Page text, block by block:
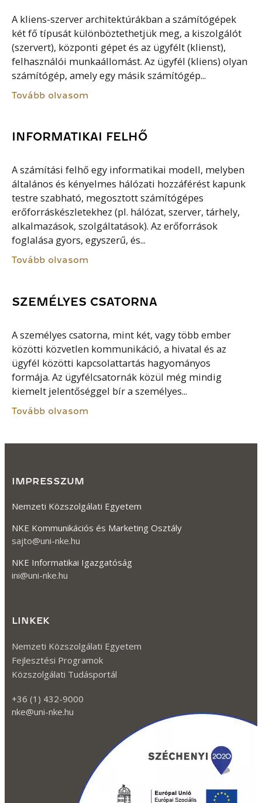
A kliens-szerver architektúrákban a számítógépek
két fő típusát különböztethetjük meg, a kiszolgálót
(szervert), központi gépet és az ügyfélt (klienst),
felhasználói munkaállomást. Az ügyfél (kliens) olyan
számítógép, amely egy másik számítógép...
Tovább olvasom
INFORMATIKAI FELHŐ
A számítási felhő egy informatikai modell, melyben
általános és kényelmes hálózati hozzáférést kapunk
testre szabható, megosztott számítógépes
erőforráskészletekhez (pl. hálózat, szerver, tárhely,
alkalmazások, szolgáltatások). Az erőforrások
foglalása gyors, egyszerű, és...
Tovább olvasom
SZEMÉLYES CSATORNA
A személyes csatorna, mint két, vagy több ember
közötti közvetlen kommunikáció, a hivatal és az
ügyfél közötti kapcsolattartás hagyományos
formája. Az ügyfélcsatornák közül még mindig
kiemelt jelentőséggel bír a személyes...
Tovább olvasom
Közérdekből nyilvános adat: a közérdekű adat
amelynek nyilvánosságra hozatalát,
megismerhetőségét vagy hozzáférhetővé tételét
törvény közérdekből elrendeli. Például a hitelezői
Tovább olvasom
IRODAI ALKALMAZÁS
Az irodai alkalmazások (irodai szoftverek) olyan
számítógépes felhasználói programok, vagy
programkészletek, amelyek készen vásárolhatók és
teendők számítógépes megvalósítását teszik
lehetővé. Ilyenek a szövegszerkesztő,
ELEKTRONIKUS ALÁÍRÁS